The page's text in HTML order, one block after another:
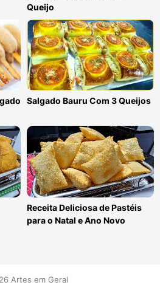
Queijo
Salgado Bauru Com 3 Queijos
Receita Deliciosa de Pastéis
para o Natal e Ano Novo
Artes em Geral